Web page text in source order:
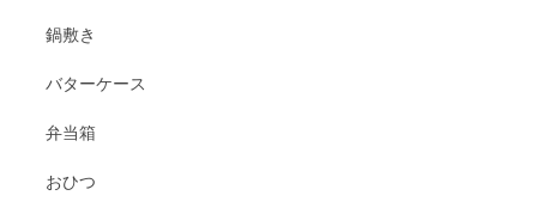
鍋敷き
バターケース
弁当箱
おひつ